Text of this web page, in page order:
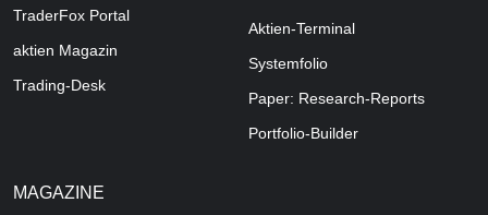
TraderFox Portal
aktien Magazin
Trading-Desk
Aktien-Terminal
Systemfolio
Paper: Research-Reports
Portfolio-Builder
MAGAZINE